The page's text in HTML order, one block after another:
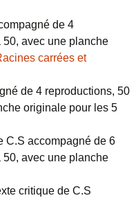
de 4
avec une planche
carrées et
de 4 reproductions, 50
originale pour les 5
C.S accompagné de 6
avec une planche
critique de C.S